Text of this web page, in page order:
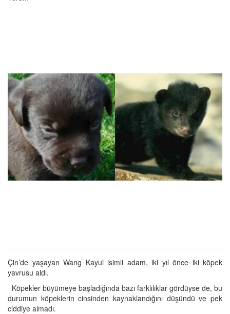
Çin’de yaşayan Wang Kayui isimli adam, iki yıl önce iki köpek
yavrusu aldı.
Köpekler büyümeye başladığında bazı farklılıklar gördüyse de, bu
durumun köpeklerin cinsinden kaynaklandığını düşündü ve pek
ciddiye almadı.